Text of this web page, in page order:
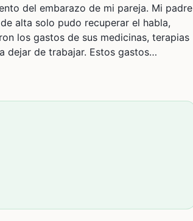
del embarazo de mi pareja. Mi padre
alta solo pudo recuperar el habla,
los gastos de sus medicinas, terapias
dejar de trabajar. Estos gastos